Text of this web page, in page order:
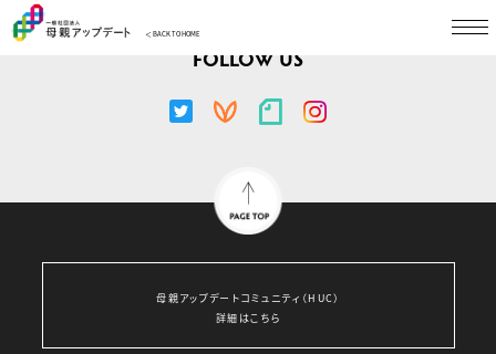
＜ BACK TO HOME
FOLLOW US
母親アップデートコミュニティ（HUC）
詳細はこちら